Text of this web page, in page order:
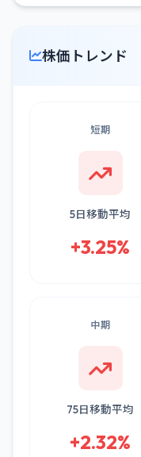
株価トレンド
短期
5日移動平均
+3.25%
中期
75日移動平均
+2.32%